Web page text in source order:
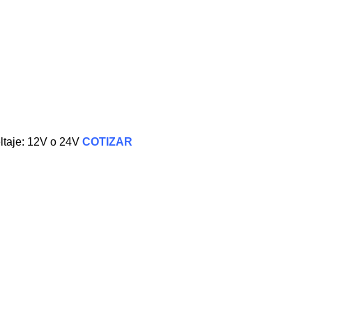
12V o 24V COTIZAR